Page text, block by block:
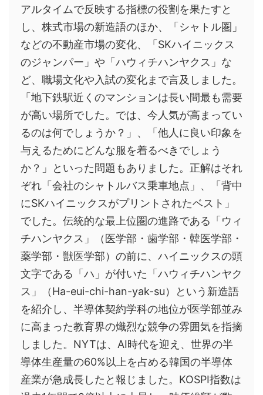
アルタイムで反映する指標の役割を果たすと
し、株式市場の新造語のほか、「シャトル圏」
などの不動産市場の変化、「SKハイニックス
のジャンパー」や「ハウィチハンヤクス」な
ど、職場文化や入試の変化まで言及しました。
「地下鉄駅近くのマンションは長い間最も需要
が高い場所でした。では、今人気が高まってい
るのは何でしょうか？」、「他人に良い印象を
与えるためにどんな服を着るべきでしょう
か？」といった問題もありました。正解はそれ
ぞれ「会社のシャトルバス乗車地点」、「背中
にSKハイニックスがプリントされたベスト」
でした。伝統的な最上位圏の進路である「ウィ
チハンヤクス」（医学部・歯学部・韓医学部・
薬学部・獣医学部）の前に、ハイニックスの頭
文字である「ハ」が付いた「ハウィチハンヤク
ス」（Ha-eui-chi-han-yak-su）という新造語
を紹介し、半導体契約学科の地位が医学部並み
に高まった教育界の熾烈な競争の雰囲気を指摘
しました。NYTは、AI時代を迎え、世界の半
導体生産量の60%以上を占める韓国の半導体
産業が急成長したと報じました。KOSPI指数は